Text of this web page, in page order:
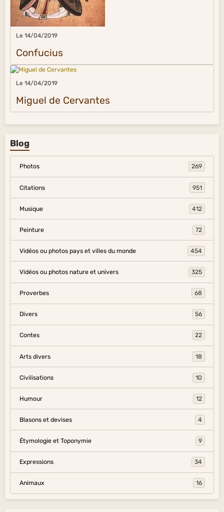
Le 14/04/2019
Confucius
Le 14/04/2019
Miguel de Cervantes
Blog
Photos 269
Citations 951
Musique 412
Peinture 72
Vidéos ou photos pays et villes du monde 454
Vidéos ou photos nature et univers 325
Proverbes 68
Divers 56
Contes 22
Arts divers 18
Civilisations 10
Humour 12
Blasons et devises 4
Étymologie et Toponymie 9
Expressions 34
Animaux 16